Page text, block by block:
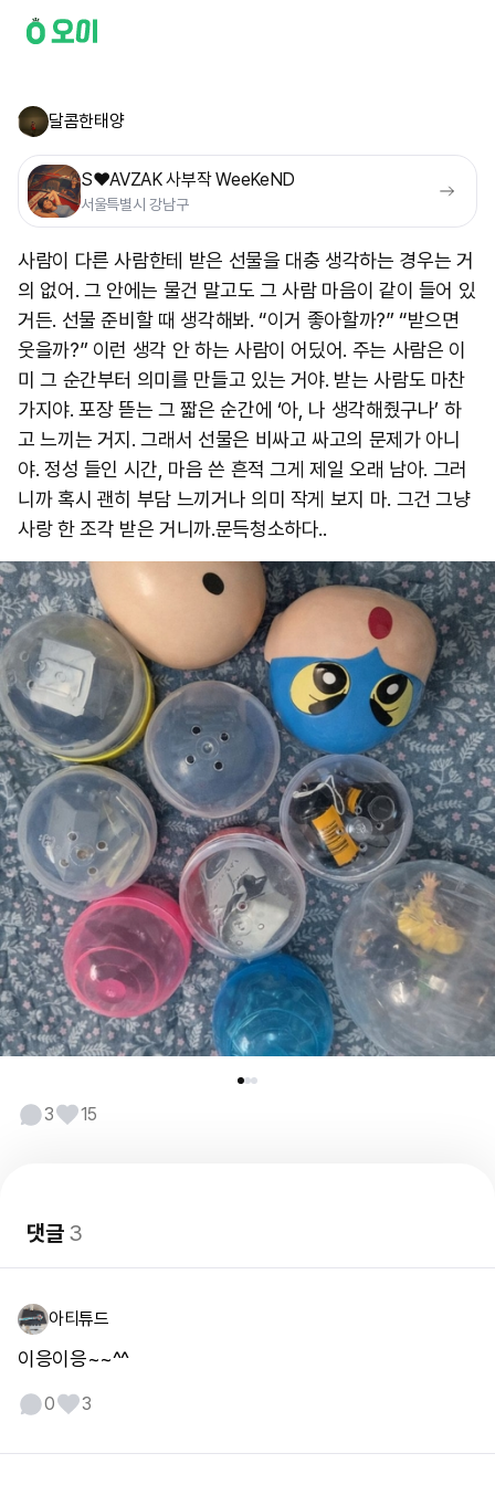
달콤한태양
S❤️AVZAK 사부작 WeeKeND
서울특별시 강남구
사람이 다른 사람한테 받은 선물을 대충 생각하는 경우는 거
의 없어. 그 안에는 물건 말고도 그 사람 마음이 같이 들어 있
거든. 선물 준비할 때 생각해봐. “이거 좋아할까?” “받으면
웃을까?” 이런 생각 안 하는 사람이 어딨어. 주는 사람은 이
미 그 순간부터 의미를 만들고 있는 거야. 받는 사람도 마찬
가지야. 포장 뜯는 그 짧은 순간에 ‘아, 나 생각해줬구나’ 하
고 느끼는 거지. 그래서 선물은 비싸고 싸고의 문제가 아니
야. 정성 들인 시간, 마음 쓴 흔적 그게 제일 오래 남아. 그러
니까 혹시 괜히 부담 느끼거나 의미 작게 보지 마. 그건 그냥
사랑 한 조각 받은 거니까. ​ 문득청소하다..
3 15
댓글3
아티튜드
이응이응~~^^
0 3